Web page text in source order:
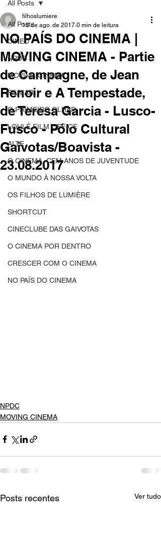
All Posts
CINED
NPDC
MOVING CINEMA
FILMAR
O PRIMEIRO OLHAR
LOULÉ FILM OFFICE
ALTE
O CINEMA, CEM ANOS DE JUVENTUDE
O MUNDO À NOSSA VOLTA
OS FILHOS DE LUMIÈRE
SHORTCUT
CINECLUBE DAS GAIVOTAS
O CINEMA POR DENTRO
CRESCER COM O CINEMA
NO PAÍS DO CINEMA
All Posts
NO PAÍS DO CINEMA |
MOVING CINEMA - Partie
de Campagne, de Jean
Renoir e A Tempestade,
de Teresa Garcia - Lusco-
Fusco - Pólo Cultural
Gaivotas/Boavista -
23.08.2017
filhoslumiere
18 de ago. de 2017 0 min de leitura
NPDC
MOVING CINEMA
Posts recentes Ver tudo